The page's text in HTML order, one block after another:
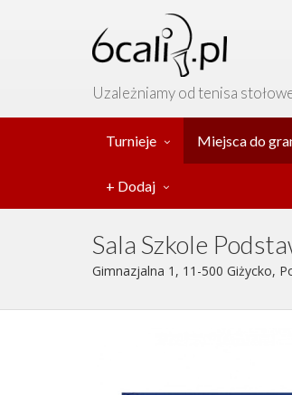
Uzależniamy od tenisa
Turnieje Miejsca do
+ Dodaj
Sala Szkole
Gimnazjalna 1, 11-500 Giżycko,